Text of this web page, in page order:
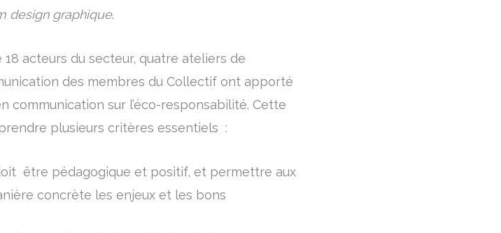
design graphique.
18 acteurs du secteur, quatre ateliers de
des membres du Collectif ont apporté
communication sur l’éco-responsabilité. Cette
plusieurs critères essentiels :
être pédagogique et positif, et permettre aux
concrète les enjeux et les bons